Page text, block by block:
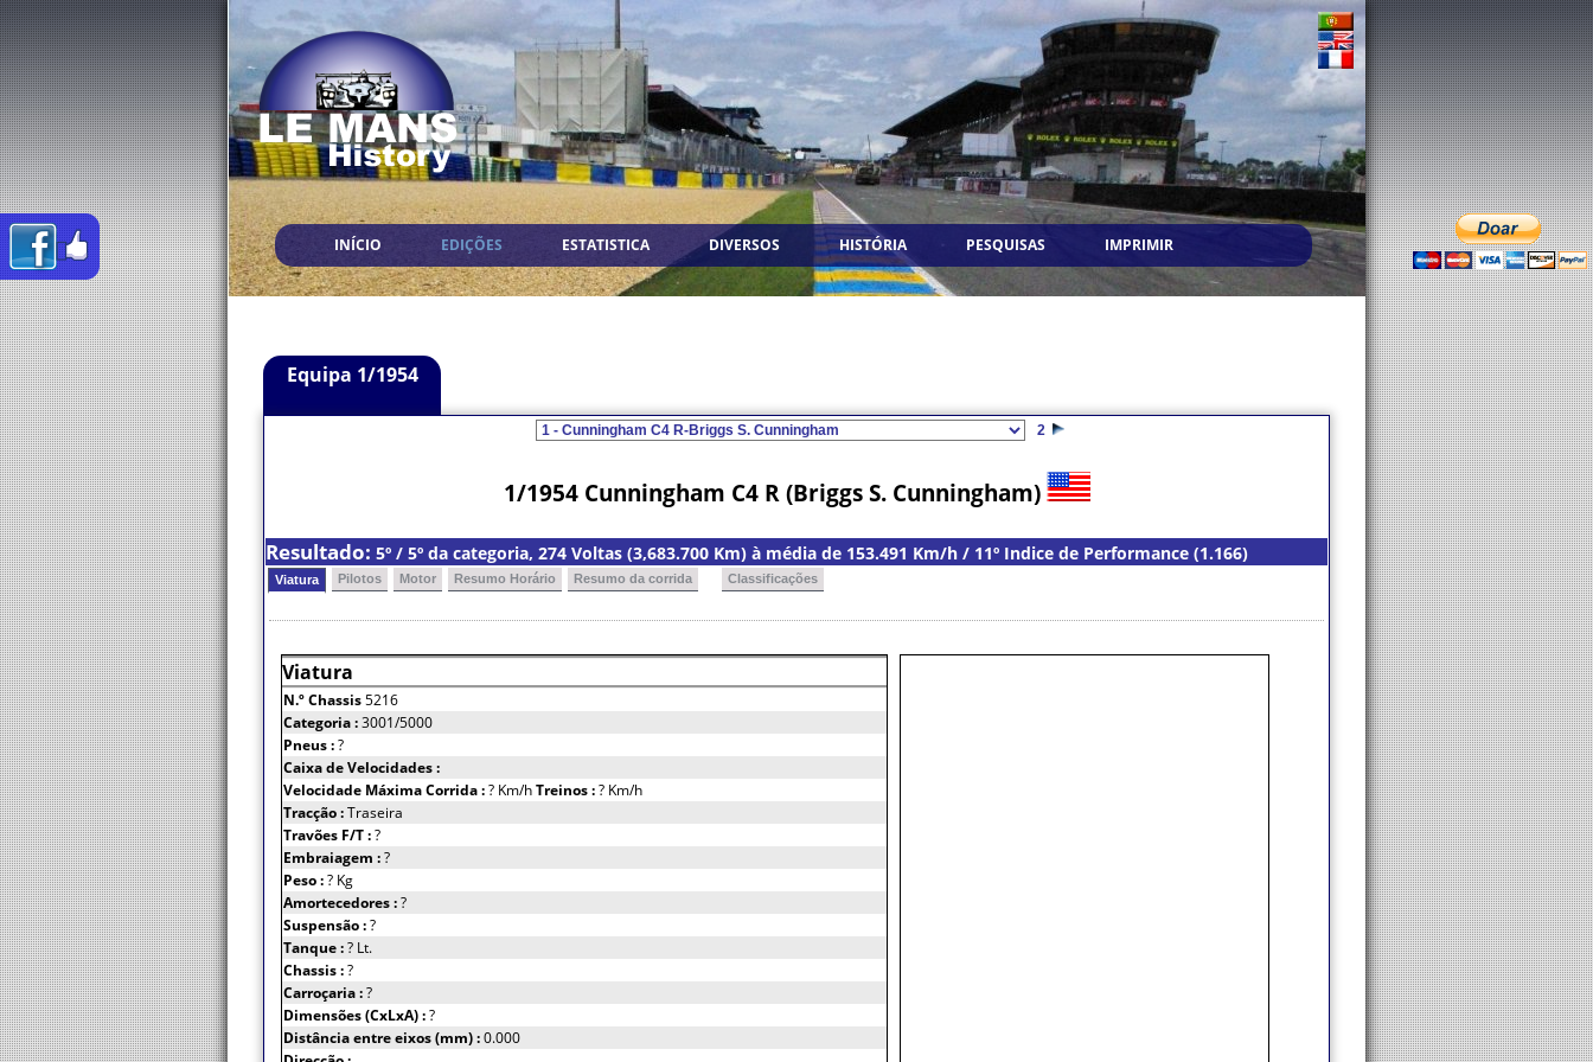
INÍCIO EDIÇÕES ESTATISTICA DIVERSOS HISTÓRIA PESQUISAS IMPRIMIR
Equipa 1/1954
2
1/1954 Cunningham C4 R (Briggs S. Cunningham)
Resultado: 5º / 5º da categoria, 274 Voltas (3,683.700 Km) à média de 153.491 Km/h / 11º Indice de Performance (1.166)
Viatura Pilotos Motor Resumo Horário Resumo da corrida Classificações
Viatura
N.º Chassis5216
Categoria :3001/5000
Pneus :?
Caixa de Velocidades :
Velocidade Máxima Corrida :? Km/hTreinos :? Km/h
Tracção :Traseira
Travões F/T :?
Embraiagem :?
Peso :? Kg
Amortecedores :?
Suspensão :?
Tanque :? Lt.
Chassis :?
Carroçaria :?
Dimensões (CxLxA) :?
Distância entre eixos (mm) :0.000